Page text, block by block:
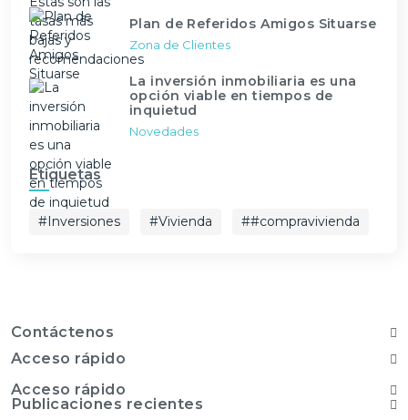
Plan de Referidos Amigos Situarse
Zona de Clientes
La inversión inmobiliaria es una
opción viable en tiempos de
inquietud
Novedades
Etiquetas
#Inversiones #Vivienda ##compravivienda
Contáctenos
Acceso rápido
Acceso rápido
Publicaciones recientes